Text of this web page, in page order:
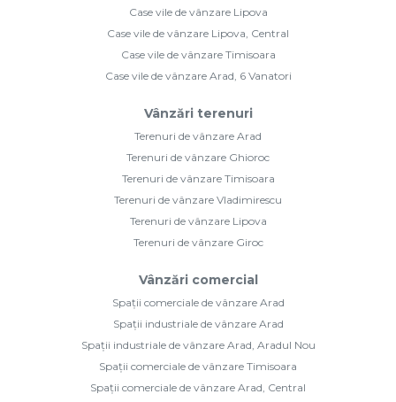
Case vile de vânzare Lipova
Case vile de vânzare Lipova, Central
Case vile de vânzare Timisoara
Case vile de vânzare Arad, 6 Vanatori
Vânzări terenuri
Terenuri de vânzare Arad
Terenuri de vânzare Ghioroc
Terenuri de vânzare Timisoara
Terenuri de vânzare Vladimirescu
Terenuri de vânzare Lipova
Terenuri de vânzare Giroc
Vânzări comercial
Spații comerciale de vânzare Arad
Spații industriale de vânzare Arad
Spații industriale de vânzare Arad, Aradul Nou
Spații comerciale de vânzare Timisoara
Spații comerciale de vânzare Arad, Central